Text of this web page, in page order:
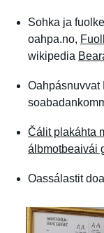
Sohka ja
oahpa.no,
wikipedia
Oahpásnuvvat
Čálit plakáhta
álbmotbeaivái
Oassálastit